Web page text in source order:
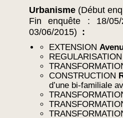
Urbanisme (Début
Fin enquête : 18/
03/06/2015) :
EXTENSION
CONSTRUCTION
d’une bi-familiale